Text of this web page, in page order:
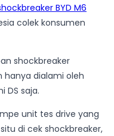
BYD M6
colek konsumen
shockbreaker
hanya dialami oleh
DS saja.
unit tes drive yang
di cek shockbreaker,